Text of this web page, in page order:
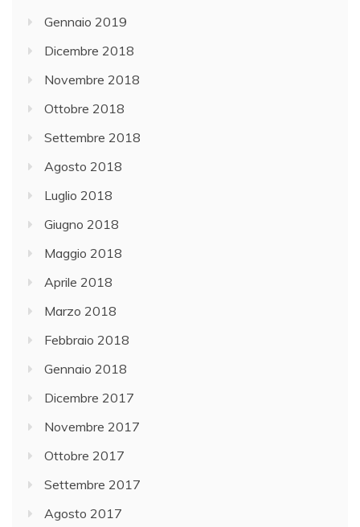
Gennaio 2019
Dicembre 2018
Novembre 2018
Ottobre 2018
Settembre 2018
Agosto 2018
Luglio 2018
Giugno 2018
Maggio 2018
Aprile 2018
Marzo 2018
Febbraio 2018
Gennaio 2018
Dicembre 2017
Novembre 2017
Ottobre 2017
Settembre 2017
Agosto 2017